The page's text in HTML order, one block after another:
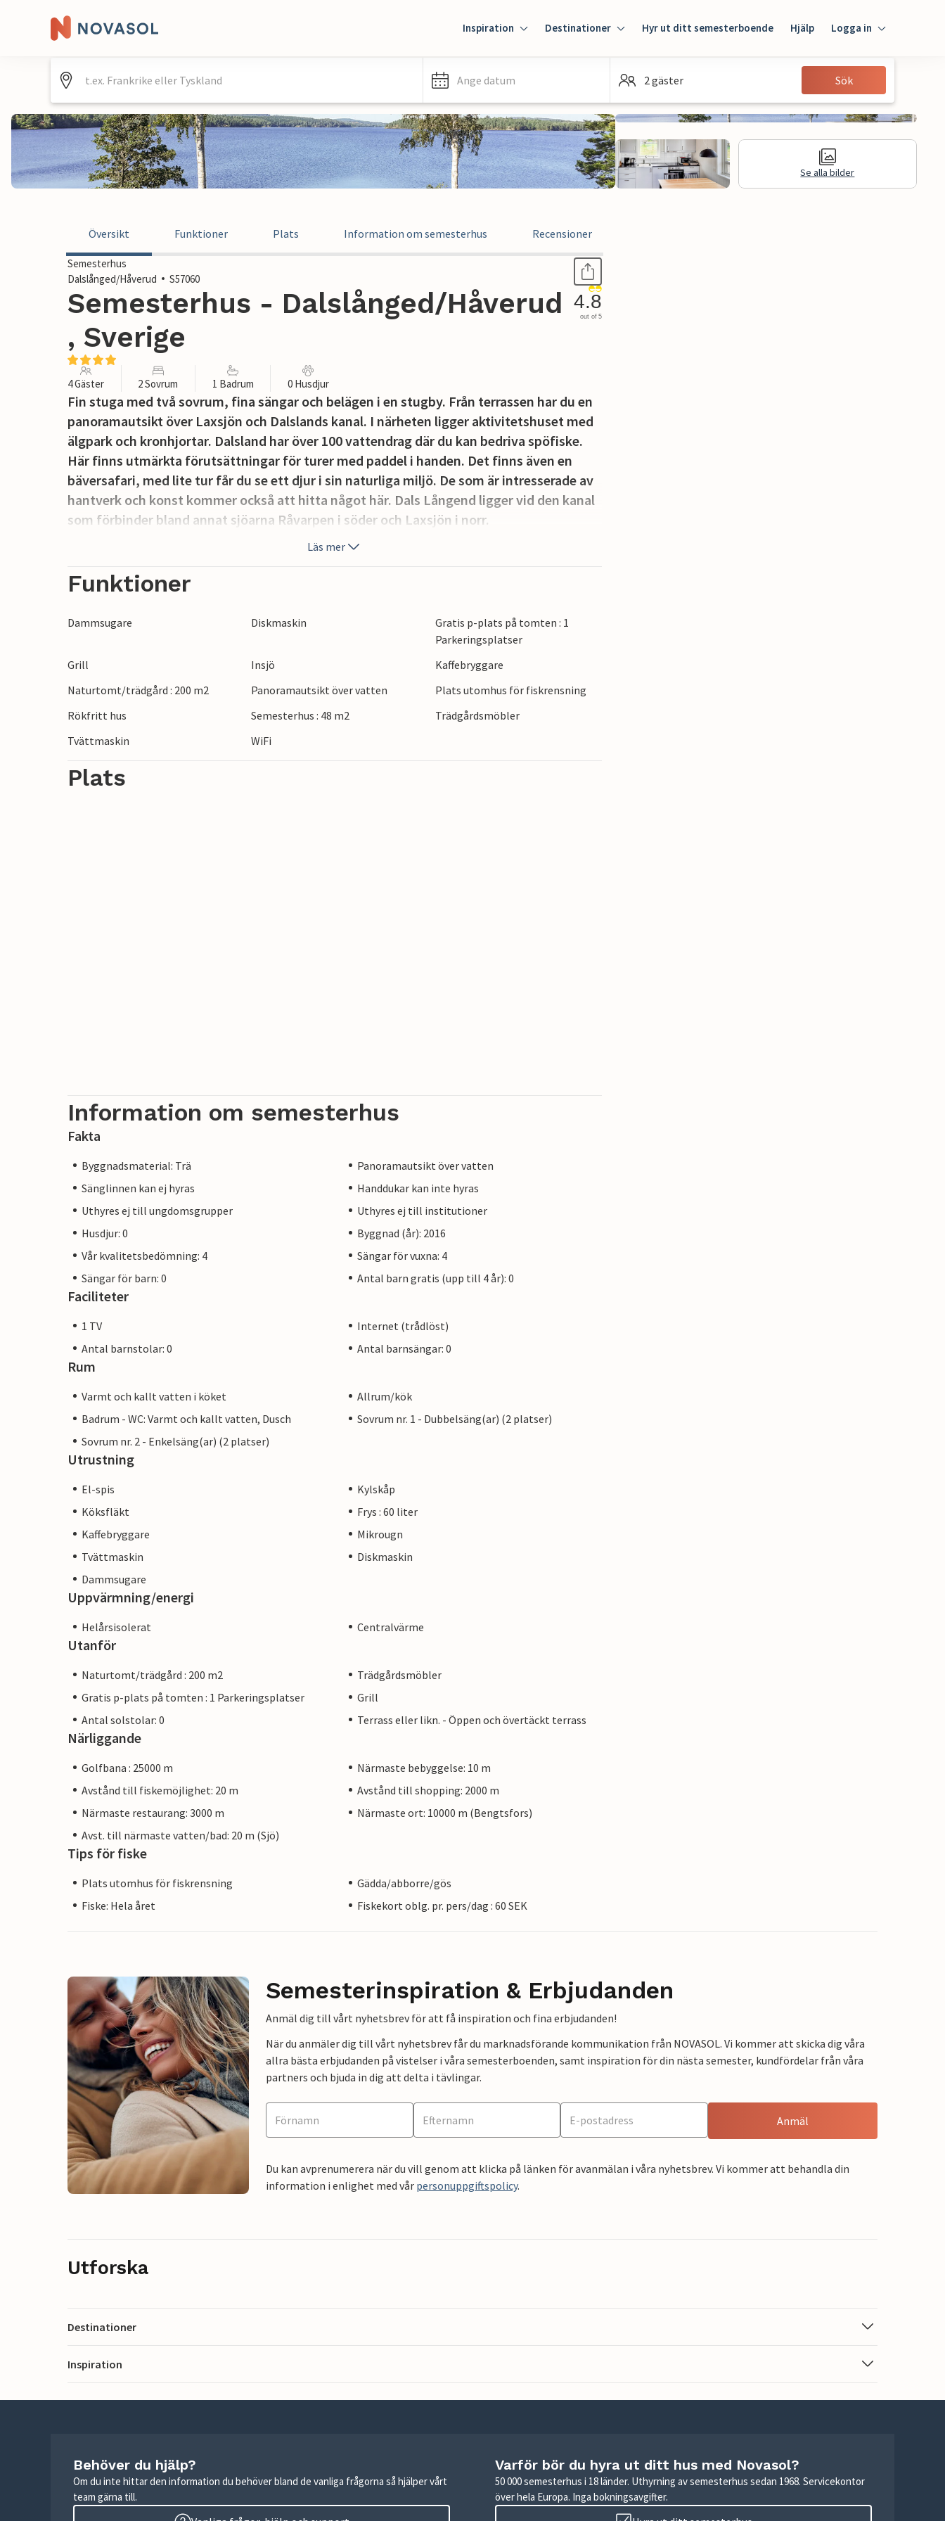
Inspiration Destinationer Hyr ut ditt semesterboende Hjälp Logga in
Gäst
Ange datum 2 gäster Sök
Se alla bilder
Översikt Funktioner Plats Information om semesterhus Recensioner
Semesterhus
Dalslånged/Håverud
S57060
Semesterhus - Dalslånged/Håverud
, Sverige
4.8
out of 5
4 Gäster 2 Sovrum 1 Badrum 0 Husdjur
Fin stuga med två sovrum, fina sängar och belägen i en stugby. Från terrassen har du en
panoramautsikt över Laxsjön och Dalslands kanal. I närheten ligger aktivitetshuset med
älgpark och kronhjortar. Dalsland har över 100 vattendrag där du kan bedriva spöfiske.
Här finns utmärkta förutsättningar för turer med paddel i handen. Det finns även en
bäversafari, med lite tur får du se ett djur i sin naturliga miljö. De som är intresserade av
hantverk och konst kommer också att hitta något här. Dals Långend ligger vid den kanal
som förbinder bland annat sjöarna Råvarpen i söder och Laxsjön i norr.
Läs mer
Funktioner
Dammsugare Diskmaskin
Gratis p-plats på tomten : 1
Parkeringsplatser
Grill
Insjö
Kaffebryggare
Naturtomt/trädgård : 200 m2
Panoramautsikt över vatten
Plats utomhus för fiskrensning
Rökfritt hus
Semesterhus : 48 m2
Trädgårdsmöbler
Tvättmaskin
WiFi
Plats
Information om semesterhus
Fakta
Byggnadsmaterial: Trä
Panoramautsikt över vatten
Sänglinnen kan ej hyras
Handdukar kan inte hyras
Uthyres ej till ungdomsgrupper
Uthyres ej till institutioner
Husdjur: 0
Byggnad (år): 2016
Vår kvalitetsbedömning: 4
Sängar för vuxna: 4
Sängar för barn: 0
Antal barn gratis (upp till 4 år): 0
Faciliteter
1 TV
Internet (trådlöst)
Antal barnstolar: 0
Antal barnsängar: 0
Rum
Varmt och kallt vatten i köket
Allrum/kök
Badrum - WC: Varmt och kallt vatten, Dusch
Sovrum nr. 1 - Dubbelsäng(ar) (2 platser)
Sovrum nr. 2 - Enkelsäng(ar) (2 platser)
Utrustning
El-spis
Kylskåp
Köksfläkt
Frys : 60 liter
Kaffebryggare
Mikrougn
Tvättmaskin
Diskmaskin
Dammsugare
Uppvärmning/energi
Helårsisolerat Centralvärme
Utanför
Naturtomt/trädgård : 200 m2
Trädgårdsmöbler
Gratis p-plats på tomten : 1 Parkeringsplatser
Grill
Antal solstolar: 0
Terrass eller likn. - Öppen och övertäckt terrass
Närliggande
Golfbana : 25000 m
Närmaste bebyggelse: 10 m
Avstånd till fiskemöjlighet: 20 m
Avstånd till shopping: 2000 m
Närmaste restaurang: 3000 m
Närmaste ort: 10000 m (Bengtsfors)
Avst. till närmaste vatten/bad: 20 m (Sjö)
Tips för fiske
Plats utomhus för fiskrensning
Gädda/abborre/gös
Fiske: Hela året
Fiskekort oblg. pr. pers/dag : 60 SEK
Semesterinspiration & Erbjudanden
Anmäl dig till vårt nyhetsbrev för att få inspiration och fina erbjudanden!
När du anmäler dig till vårt nyhetsbrev får du marknadsförande kommunikation från NOVASOL. Vi kommer att skicka dig våra
allra bästa erbjudanden på vistelser i våra semesterboenden, samt inspiration för din nästa semester, kundfördelar från våra
partners och bjuda in dig att delta i tävlingar.
Anmäl
Du kan avprenumerera när du vill genom att klicka på länken för avanmälan i våra nyhetsbrev. Vi kommer att behandla din
information i enlighet med vår personuppgiftspolicy.
Utforska
Destinationer
Inspiration
Behöver du hjälp?
Om du inte hittar den information du behöver bland de vanliga frågorna så hjälper vårt
team gärna till.
Varför bör du hyra ut ditt hus med Novasol?
50 000 semesterhus i 18 länder. Uthyrning av semesterhus sedan 1968. Servicekontor
över hela Europa. Inga bokningsavgifter.